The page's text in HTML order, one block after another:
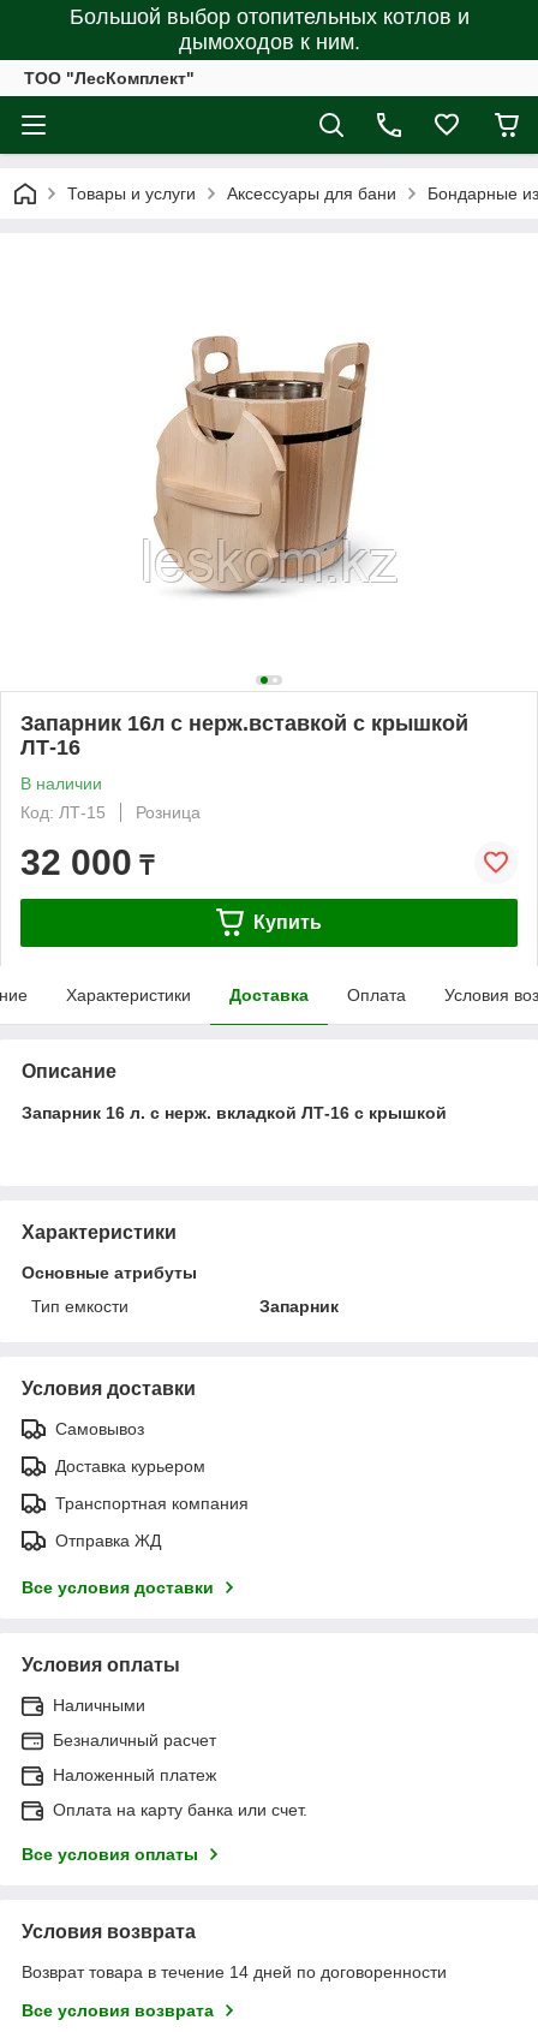
Большой выбор отопительных котлов и
дымоходов к ним.
ТОО "ЛесКомплект"
Товары и услуги Аксессуары для бани Бондарные
Запарник 16л с нерж.вставкой с крышкой
ЛТ-16
В наличии
Код: ЛТ-15
Розница
32 000 ₸
Купить
Характеристики Доставка Оплата Условия
Описание
Запарник 16 л. с нерж. вкладкой ЛТ-16 с крышкой
Характеристики
Основные атрибуты
Тип емкости
Запарник
Условия доставки
Самовывоз
Доставка курьером
Транспортная компания
Отправка ЖД
Все условия доставки
Условия оплаты
Наличными
Безналичный расчет
Наложенный платеж
Оплата на карту банка или счет.
Все условия оплаты
Условия возврата
Возврат товара в течение 14 дней по договоренности
Все условия возврата